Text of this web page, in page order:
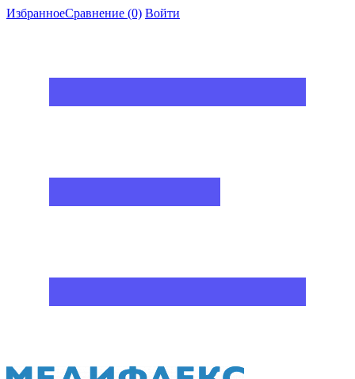
ИзбранноеСравнение (0) Войти